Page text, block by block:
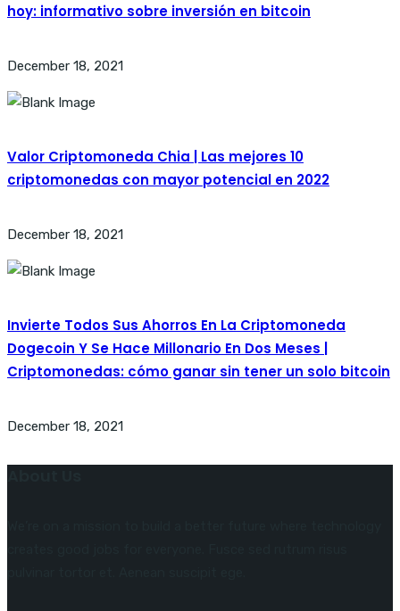
hoy: informativo sobre inversión en bitcoin
December 18, 2021
Valor Criptomoneda Chia | Las mejores 10
criptomonedas con mayor potencial en 2022
December 18, 2021
Invierte Todos Sus Ahorros En La Criptomoneda
Dogecoin Y Se Hace Millonario En Dos Meses |
Criptomonedas: cómo ganar sin tener un solo bitcoin
December 18, 2021